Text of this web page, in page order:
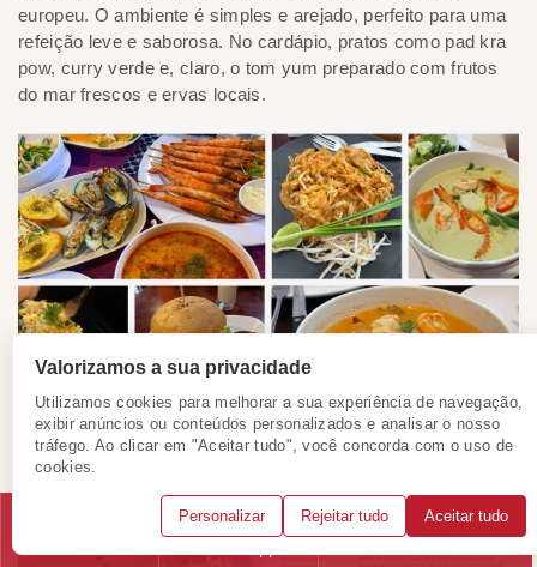
europeu. O ambiente é simples e arejado, perfeito para uma
refeição leve e saborosa. No cardápio, pratos como pad kra
pow, curry verde e, claro, o tom yum preparado com frutos
do mar frescos e ervas locais.
Valorizamos a sua privacidade
Utilizamos cookies para melhorar a sua experiência de navegação,
exibir anúncios ou conteúdos personalizados e analisar o nosso
tráfego. Ao clicar em "Aceitar tudo", você concorda com o uso de
cookies.
Personalizar Rejeitar tudo Aceitar tudo